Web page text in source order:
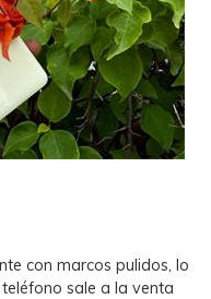
con marcos pulidos, lo
sale a la venta